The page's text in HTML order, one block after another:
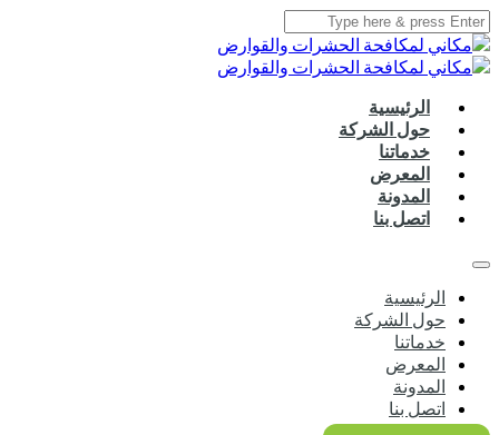
الرئيسية
حول الشركة
خدماتنا
المعرض
المدونة
اتصل بنا
الرئيسية
حول الشركة
خدماتنا
المعرض
المدونة
اتصل بنا